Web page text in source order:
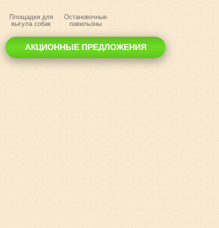
Площадки для
выгула собак
Остановочные
павильоны
АКЦИОННЫЕ ПРЕДЛОЖЕНИЯ